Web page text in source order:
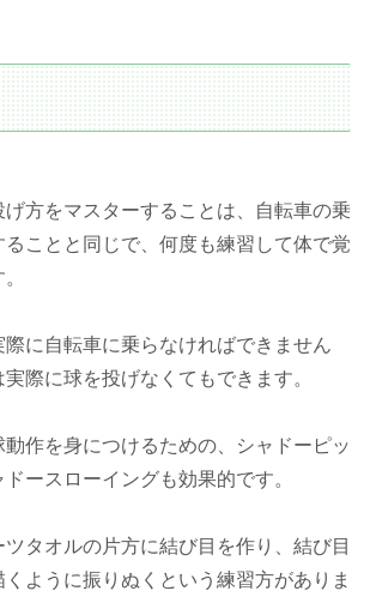
げ方をマスターすることは、自転車の乗
ることと同じで、何度も練習して体で覚
際に自転車に乗らなければできません
際に球を投げなくてもできます。
動作を身につけるための、シャドーピッ
ースローイングも効果的です。
タオルの片方に結び目を作り、結び目
ように振りぬくという練習方がありま